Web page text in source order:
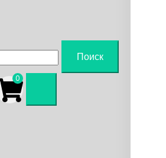
Поиск
0